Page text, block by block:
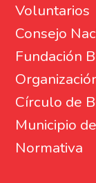
Voluntarios
Consejo
Fundación
Círculo de
Municipio
Normativa